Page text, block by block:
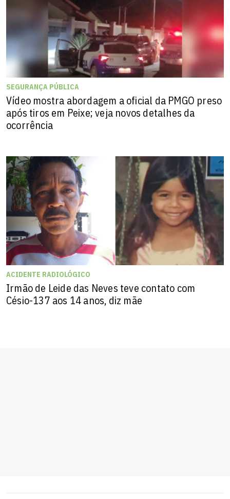
SEGURANÇA PÚBLICA
Vídeo mostra abordagem a oficial da PMGO preso
após tiros em Peixe; veja novos detalhes da
ocorrência
ACIDENTE RADIOLÓGICO
Irmão de Leide das Neves teve contato com
Césio-137 aos 14 anos, diz mãe